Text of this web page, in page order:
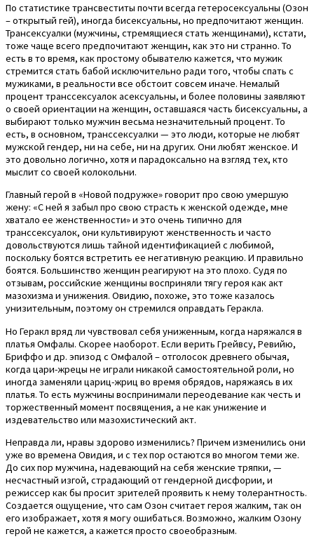
По статистике трансвеститы почти всегда гетеросексуальны (Озон
– открытый гей), иногда бисексуальны, но предпочитают женщин.
Трансексуалки (мужчины, стремящиеся стать женщинами), кстати,
тоже чаще всего предпочитают женщин, как это ни странно. То
есть в то время, как простому обывателю кажется, что мужик
стремится стать бабой исключительно ради того, чтобы спать с
мужиками, в реальности все обстоит совсем иначе. Немалый
процент транссексуалок асексуальны, и более половины заявляют
о своей ориентации на женщин, оставшаяся часть бисексуальны, а
выбирают только мужчин весьма незначительный процент. То
есть, в основном, транссексуалки — это люди, которые не любят
мужской гендер, ни на себе, ни на других. Они любят женское. И
это довольно логично, хотя и парадоксально на взгляд тех, кто
мыслит со своей колокольни.
Главный герой в «Новой подружке» говорит про свою умершую
жену: «С ней я забыл про свою страсть к женской одежде, мне
хватало ее женственности» и это очень типично для
транссексуалок, они культивируют женственность и часто
довольствуются лишь тайной идентификацией с любимой,
поскольку боятся встретить ее негативную реакцию. И правильно
боятся. Большинство женщин реагируют на это плохо. Судя по
отзывам, российские женщины восприняли тягу героя как акт
мазохизма и унижения. Овидию, похоже, это тоже казалось
унизительным, поэтому он стремился оправдать Геракла.
Но Геракл вряд ли чувствовал себя униженным, когда наряжался в
платья Омфалы. Скорее наоборот. Если верить Грейвсу, Ревийю,
Бриффо и др. эпизод с Омфалой – отголосок древнего обычая,
когда цари-жрецы не играли никакой самостоятельной роли, но
иногда заменяли цариц-жриц во время обрядов, наряжаясь в их
платья. То есть мужчины воспринимали переодевание как честь и
торжественный момент посвящения, а не как унижение и
издевательство или мазохистический акт.
Неправда ли, нравы здорово изменились? Причем изменились они
уже во времена Овидия, и с тех пор остаются во многом теми же.
До сих пор мужчина, надевающий на себя женские тряпки, —
несчастный изгой, страдающий от гендерной дисфории, и
режиссер как бы просит зрителей проявить к нему толерантность.
Создается ощущение, что сам Озон считает героя жалким, так он
его изображает, хотя я могу ошибаться. Возможно, жалким Озону
герой не кажется, а кажется просто своеобразным.